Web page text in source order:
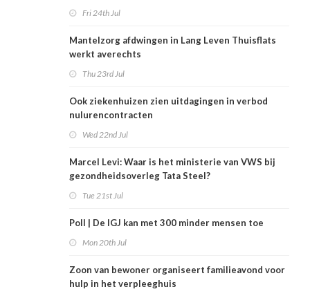
Fri 24th Jul
Mantelzorg afdwingen in Lang Leven Thuisflats
werkt averechts
Thu 23rd Jul
Ook ziekenhuizen zien uitdagingen in verbod
nulurencontracten
Wed 22nd Jul
Marcel Levi: Waar is het ministerie van VWS bij
gezondheidsoverleg Tata Steel?
Tue 21st Jul
Poll | De IGJ kan met 300 minder mensen toe
Mon 20th Jul
Zoon van bewoner organiseert familieavond voor
hulp in het verpleeghuis